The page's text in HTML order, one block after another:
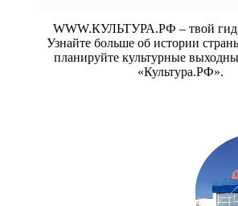
WWW.КУЛЬТУРА.РФ – твой гид
Узнайте больше об истории
планируйте культурные
«Культура.РФ».